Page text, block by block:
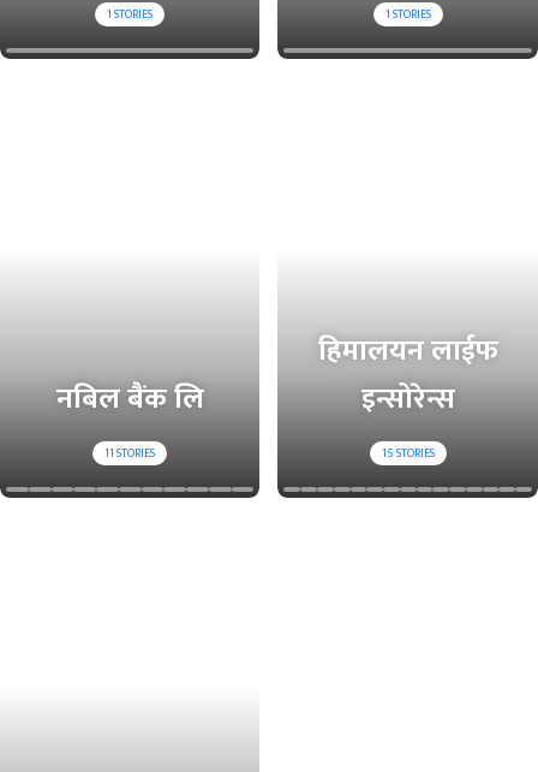
1STORIES 1STORIES
नबिल बैंक लि
11STORIES
हिमालयन लाईफ
इन्सोरेन्स
15STORIES
प
हि